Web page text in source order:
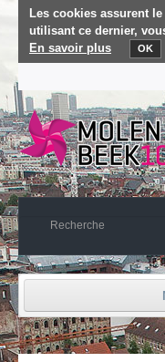
Les cookies assurent
utilisant ce dernier,
En savoir plus
OK
Accueil